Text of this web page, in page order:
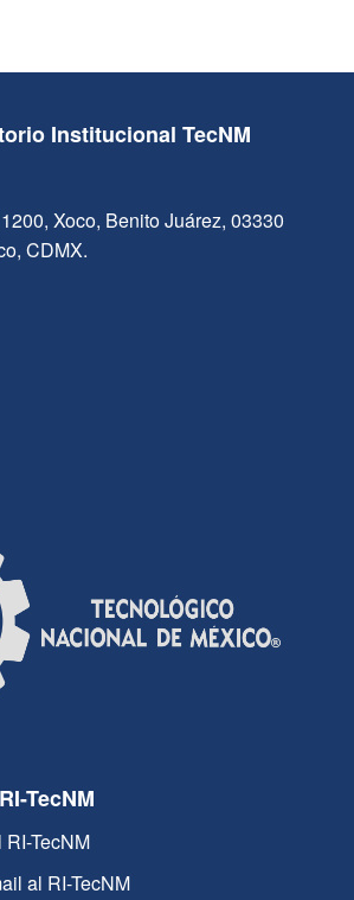
Institucional TecNM
Xoco, Benito Juárez, 03330
CDMX.
TecNM
TecNM
al RI-TecNM